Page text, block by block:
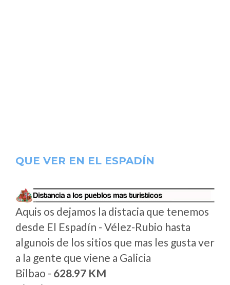
QUE VER EN EL ESPADÍN
Aquis os dejamos la distacia que tenemos
desde El Espadín - Vélez-Rubio hasta
algunois de los sitios que mas les gusta ver
a la gente que viene a Galicia
Bilbao - 628.97 KM